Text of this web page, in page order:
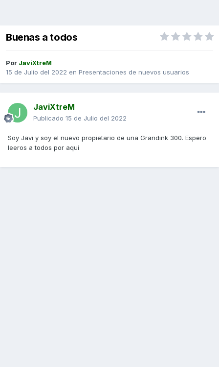
Buenas a todos
Por JaviXtreM
15 de Julio del 2022 en Presentaciones de nuevos usuarios
JaviXtreM
Publicado 15 de Julio del 2022
Soy Javi y soy el nuevo propietario de una Grandink 300. Espero
leeros a todos por aqui